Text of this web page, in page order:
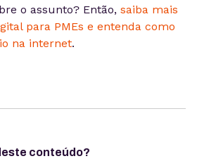
o assunto? Então, saiba mais
para PMEs e entenda como
na internet.
conteúdo?